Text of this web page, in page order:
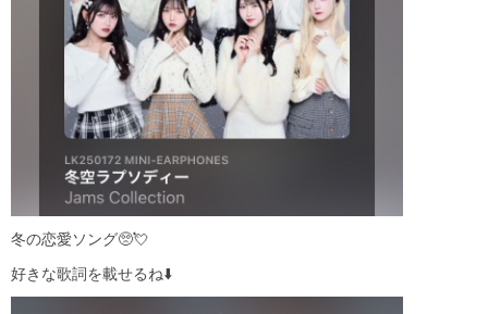
冬の恋愛ソング🥺💘
好きな歌詞を載せるね⬇️